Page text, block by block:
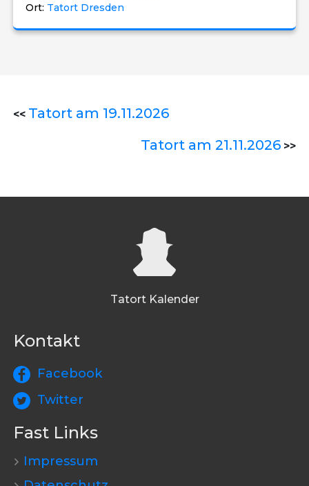
Ort: Tatort Dresden
<< Tatort am 19.11.2026
Tatort am 21.11.2026 >>
Tatort Kalender
Kontakt
Facebook
Twitter
Fast Links
Impressum